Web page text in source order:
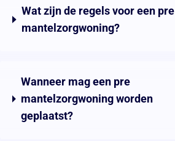
Wat zijn de regels voor een pre
mantelzorgwoning?
Wanneer mag een pre
mantelzorgwoning worden
geplaatst?